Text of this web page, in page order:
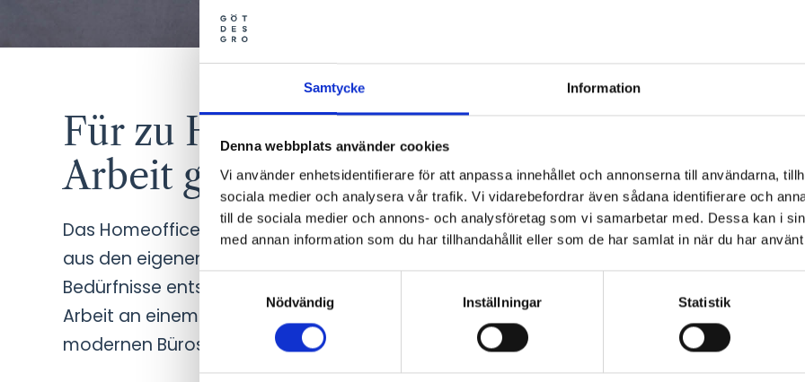
Samtycke Information
Denna webbplats använder cookies
Vi använder enhetsidentifierare för att anpassa innehållet och annonserna till användarna,
sociala medier och analysera vår trafik. Vi vidarebefordrar även sådana identifierare och
till de sociala medier och annons- och analysföretag som vi samarbetar med. Dessa kan i
med annan information som du har tillhandahållit eller som de har samlat in när du har
Samtyckesval
Nödvändig
Inställningar Statistik
Für zu Hause designt, für die
Arbeit gedacht
Das Homeoffice ist gekommen, um zu bleiben. Und da sich die Arbeit
aus den eigenen vier Wänden immer mehr verbreitet, sind auch neue
Bedürfnisse entstanden. Aber wie findet es Ihr Körper eigentlich, bei der
Arbeit an einem Küchentisch zu sitzen? Und wie schön ist es, einen
modernen Bürostuhl sein eigen nennen zu können?